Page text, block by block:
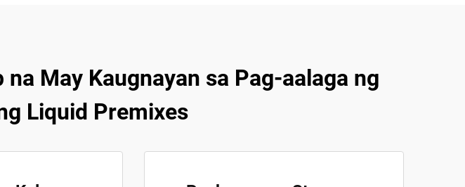
May Kaugnayan sa Pag-aalaga ng
Liquid Premixes